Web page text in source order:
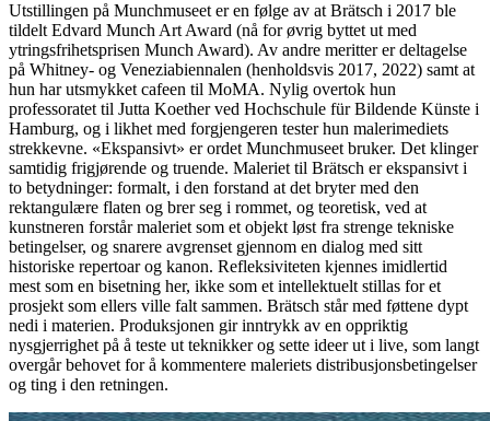
Utstillingen på Munchmuseet er en følge av at Brätsch i 2017 ble
tildelt Edvard Munch Art Award (nå for øvrig byttet ut med
ytringsfrihetsprisen Munch Award). Av andre meritter er deltagelse
på Whitney- og Veneziabiennalen (henholdsvis 2017, 2022) samt at
hun har utsmykket cafeen til MoMA. Nylig overtok hun
professoratet til Jutta Koether ved Hochschule für Bildende Künste i
Hamburg, og i likhet med forgjengeren tester hun malerimediets
strekkevne. «Ekspansivt» er ordet Munchmuseet bruker. Det klinger
samtidig frigjørende og truende. Maleriet til Brätsch er ekspansivt i
to betydninger: formalt, i den forstand at det bryter med den
rektangulære flaten og brer seg i rommet, og teoretisk, ved at
kunstneren forstår maleriet som et objekt løst fra strenge tekniske
betingelser, og snarere avgrenset gjennom en dialog med sitt
historiske repertoar og kanon. Refleksiviteten kjennes imidlertid
mest som en bisetning her, ikke som et intellektuelt stillas for et
prosjekt som ellers ville falt sammen. Brätsch står med føttene dypt
nedi i materien. Produksjonen gir inntrykk av en oppriktig
nysgjerrighet på å teste ut teknikker og sette ideer ut i live, som langt
overgår behovet for å kommentere maleriets distribusjonsbetingelser
og ting i den retningen.